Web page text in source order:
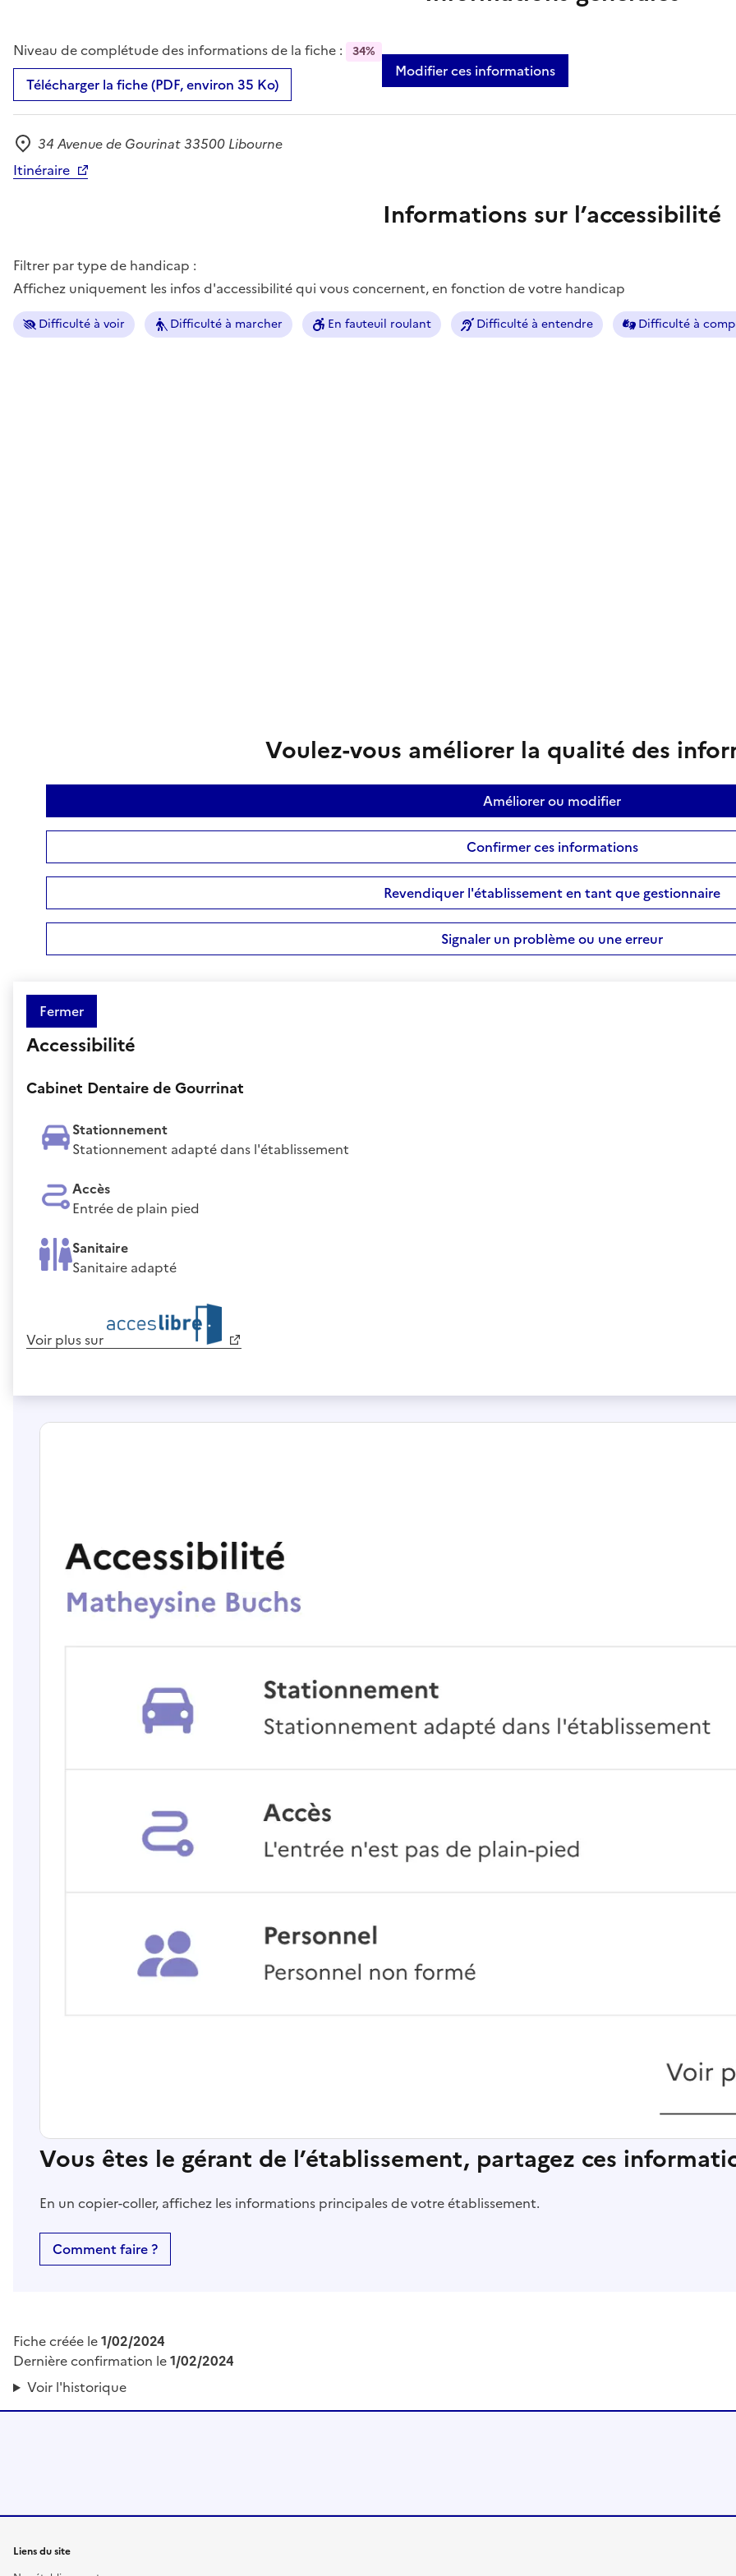
Niveau de complétude des informations de la fiche : 34%
Télécharger la fiche (PDF, environ 35 Ko)
Modifier ces informations
Adresse
34 Avenue de Gourinat 33500 Libourne
Itinéraire
Informations sur l’accessibilité
Filtrer par type de handicap :
Affichez uniquement les infos d'accessibilité qui vous concernent, en fonction de votre handicap
Difficulté à voir Difficulté à marcher En fauteuil roulant Difficulté à entendre Difficulté à
Voulez-vous améliorer la qualité des
Améliorer ou modifier
Confirmer ces informations
Revendiquer l'établissement en tant que gestionnaire
Signaler un problème ou une erreur
Fermer
Accessibilité
Cabinet Dentaire de Gourrinat
Stationnement
Stationnement adapté dans l'établissement
Accès
Entrée de plain pied
Sanitaire
Sanitaire adapté
Voir plus sur
Vous êtes le gérant de l’établissement, partagez ces
En un copier-coller, affichez les informations principales de votre établissement.
Comment faire ?
Fiche créée le1/02/2024
Dernière confirmation le1/02/2024
Voir l'historique
Liens du site